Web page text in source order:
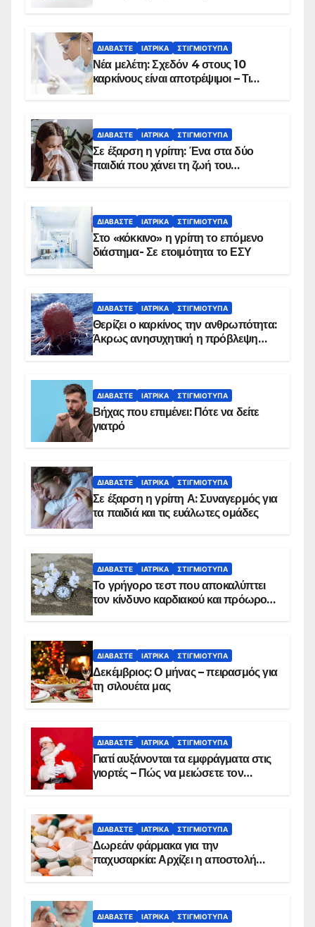
ΔΙΑΒΆΣΤΕ ΙΑΤΡΙΚΆ ΣΤΙΓΜΙΌΤΥΠΑ
Νέα μελέτη: Σχεδόν 4 στους 10
καρκίνους είναι αποτρέψιμοι – Τι
ΔΙΑΒΆΣΤΕ ΙΑΤΡΙΚΆ ΣΤΙΓΜΙΌΤΥΠΑ
Σε έξαρση η γρίπη: Ένα στα δύο
παιδιά που χάνει τη ζωή του
ΔΙΑΒΆΣΤΕ ΙΑΤΡΙΚΆ ΣΤΙΓΜΙΌΤΥΠΑ
Στο «κόκκινο» η γρίπη το επόμενο
διάστημα- Σε ετοιμότητα το ΕΣΥ
ΔΙΑΒΆΣΤΕ ΙΑΤΡΙΚΆ ΣΤΙΓΜΙΌΤΥΠΑ
Θερίζει ο καρκίνος την ανθρωπότητα:
Άκρως ανησυχητική η πρόβλεψη…
ΔΙΑΒΆΣΤΕ ΙΑΤΡΙΚΆ ΣΤΙΓΜΙΌΤΥΠΑ
Βήχας που επιμένει: Πότε να δείτε
γιατρό
ΔΙΑΒΆΣΤΕ ΙΑΤΡΙΚΆ ΣΤΙΓΜΙΌΤΥΠΑ
Σε έξαρση η γρίπη Α: Συναγερμός για
τα παιδιά και τις ευάλωτες ομάδες
ΔΙΑΒΆΣΤΕ ΙΑΤΡΙΚΆ ΣΤΙΓΜΙΌΤΥΠΑ
Το γρήγορο τεστ που αποκαλύπτει
τον κίνδυνο καρδιακού και πρόωρου
ΔΙΑΒΆΣΤΕ ΙΑΤΡΙΚΆ ΣΤΙΓΜΙΌΤΥΠΑ
Δεκέμβριος: Ο μήνας – πειρασμός για
τη σιλουέτα μας
ΔΙΑΒΆΣΤΕ ΙΑΤΡΙΚΆ ΣΤΙΓΜΙΌΤΥΠΑ
Γιατί αυξάνονται τα εμφράγματα στις
γιορτές – Πώς να μειώσετε τον
ΔΙΑΒΆΣΤΕ ΙΑΤΡΙΚΆ ΣΤΙΓΜΙΌΤΥΠΑ
Δωρεάν φάρμακα για την
παχυσαρκία: Αρχίζει η αποστολή
ΔΙΑΒΆΣΤΕ ΙΑΤΡΙΚΆ ΣΤΙΓΜΙΌΤΥΠΑ